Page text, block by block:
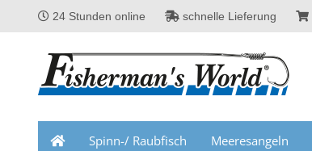
24 Stunden online schnelle Lieferung
Spinn-/ Raubfisch Meeresangeln